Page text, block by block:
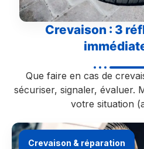
Crevaison : 3
Que faire en cas de
sécuriser, signaler, évaluer.
votre situation
Crevaison & réparation